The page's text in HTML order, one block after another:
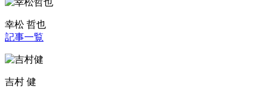
幸松 哲也
記事一覧
吉村 健